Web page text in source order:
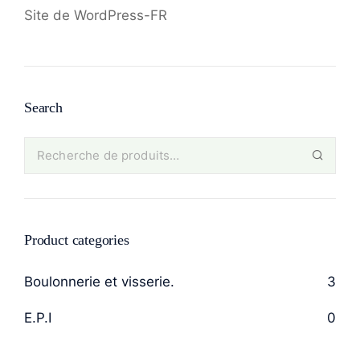
Site de WordPress-FR
Search
Product categories
Boulonnerie et visserie. 3
E.P.I 0